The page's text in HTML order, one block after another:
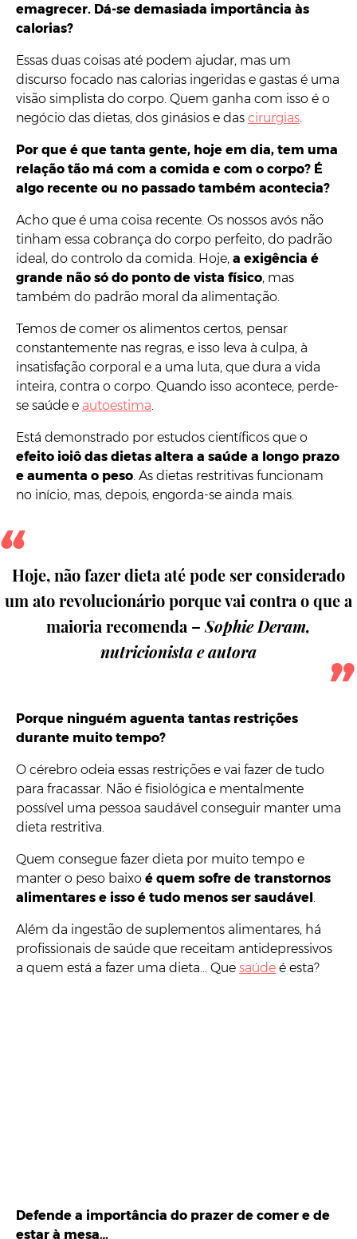
emagrecer. Dá-se demasiada importância às
calorias?
Essas duas coisas até podem ajudar, mas um
discurso focado nas calorias ingeridas e gastas é uma
visão simplista do corpo. Quem ganha com isso é o
negócio das dietas, dos ginásios e das cirurgias
Por que é que tanta gente, hoje em dia, tem uma
relação tão má com a comida e com o corpo? É
algo recente ou no passado também acontecia?
Acho que é uma coisa recente. Os nossos avós não
tinham essa cobrança do corpo perfeito, do padrão
ideal, do controlo da comida. Hoje, a exigência é
grande não só do ponto de vista físico, mas
também do padrão moral da alimentação.
Temos de comer os alimentos certos, pensar
constantemente nas regras, e isso leva à culpa, à
insatisfação corporal e a uma luta, que dura a vida
inteira, contra o corpo. Quando isso acontece, perde-
se saúde e autoestima
Está demonstrado por estudos científicos que o
efeito ioiô das dietas altera a saúde a longo prazo
e aumenta o peso . As dietas restritivas funcionam
no início, mas, depois, engorda-se ainda mais.
Hoje, não fazer dieta até pode ser considerado
um ato revolucionário porque vai contra o que a
maioria recomenda – Sophie Deram,
nutricionista e autora
Porque ninguém aguenta tantas restrições
durante muito tempo?
O cérebro odeia essas restrições e vai fazer de tudo
para fracassar. Não é fisiológica e mentalmente
possível uma pessoa saudável conseguir manter uma
dieta restritiva.
Quem consegue fazer dieta por muito tempo e
manter o peso baixo é quem sofre de transtornos
alimentares e isso é tudo menos ser saudável
Além da ingestão de suplementos alimentares, há
profissionais de saúde que receitam antidepressivos
a quem está a fazer uma dieta… Que saúde é esta?
Defende a importância do prazer de comer e de
estar à mesa…